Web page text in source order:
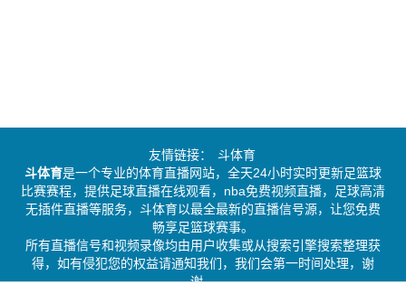
友情链接：
斗体育
斗体育是一个专业的体育直播网站，全天24小时实时更新足篮球
比赛赛程，提供足球直播在线观看，nba免费视频直播，足球高清
无插件直播等服务，斗体育以最全最新的直播信号源，让您免费
畅享足篮球赛事。
所有直播信号和视频录像均由用户收集或从搜索引擎搜索整理获
得，如有侵犯您的权益请通知我们，我们会第一时间处理，谢
谢。